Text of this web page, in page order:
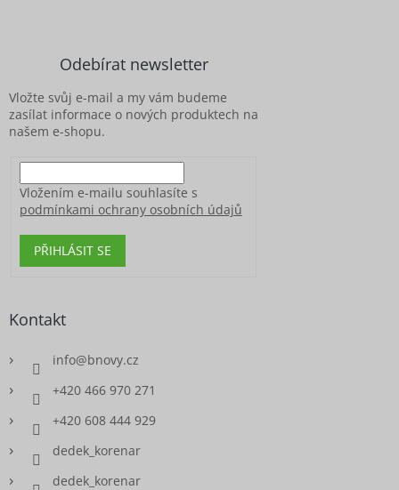
Odebírat newsletter
Vložte svůj e-mail a my vám budeme
zasílat informace o nových produktech na
našem e-shopu.
Vložením e-mailu souhlasíte s
podmínkami ochrany osobních údajů
PŘIHLÁSIT SE
Kontakt
info@bnovy.cz
+420 466 970 271
+420 608 444 929
dedek_korenar
dedek_korenar